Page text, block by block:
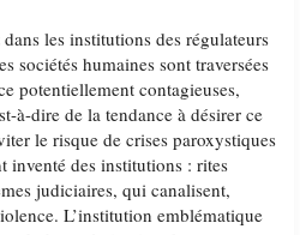
les institutions des régulateurs
sociétés humaines sont traversées
potentiellement contagieuses,
à-dire de la tendance à désirer ce
le risque de crises paroxystiques
inventé des institutions : rites
judiciaires, qui canalisent,
L’institution emblématique